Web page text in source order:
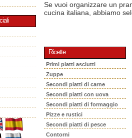
Se vuoi organizzare un
cucina italiana, abbiamo
Ricette
Primi piatti asciutti
Zuppe
Secondi piatti di carne
Secondi piatti con uova
Secondi piatti di formaggio
Pizze e rustici
Secondi piatti di pesce
Contorni